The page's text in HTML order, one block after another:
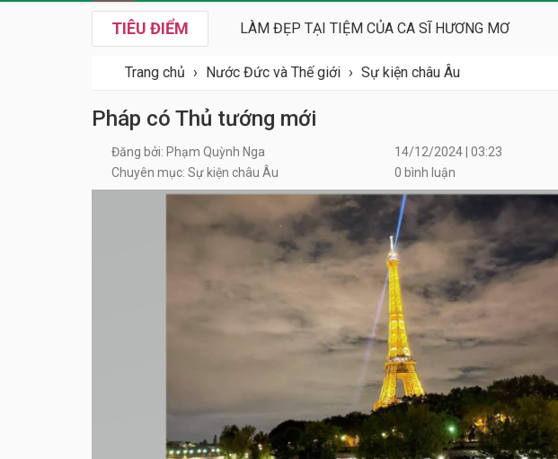
TIÊU ĐIỂM LÀM ĐẸP TẠI TIỆM CỦA CA SĨ HƯƠNG MƠ
Trang chủ › Nước Đức và Thế giới › Sự kiện châu Âu
Pháp có Thủ tướng mới
Đăng bởi: Phạm Quỳnh Nga
14/12/2024 | 03:23
Chuyên mục: Sự kiện châu Âu
0 bình luận